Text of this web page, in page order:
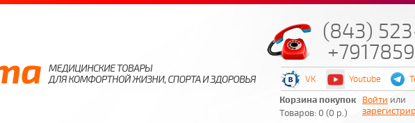
(843)
VK Youtube
Корзина покупок
Товаров: 0 (0 р.)
Войти или